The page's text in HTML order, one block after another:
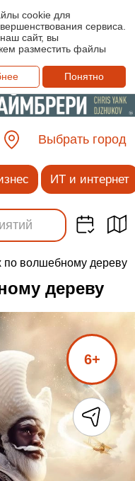
cookie для
сервиса.
сайт, вы
разместить файлы
Понятно
Выбрать город
ИТ и интернет
по волшебному дереву
дереву
6+